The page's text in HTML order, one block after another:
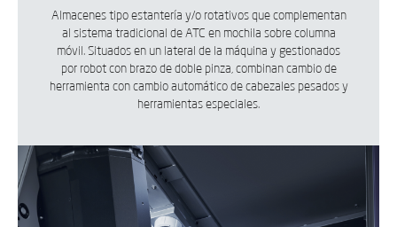
Almacenes tipo estantería y/o rotativos que complementan
al sistema tradicional de ATC en mochila sobre columna
móvil. Situados en un lateral de la máquina y gestionados
por robot con brazo de doble pinza, combinan cambio de
herramienta con cambio automático de cabezales pesados y
herramientas especiales.